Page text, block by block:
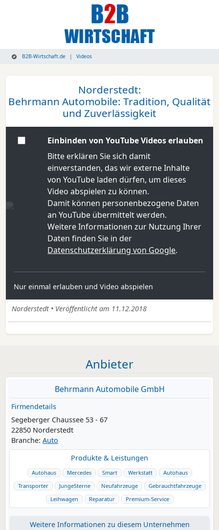
B2B-Wirtschaft.de Videos
Norderstedt:
Behrmann Automobile: Tradition, Qualität
und Zuverlässigkeit
Einbinden von YouTube Videos erlauben
Bitte erklären Sie sich damit
einverstanden, das wir externe Inhalte
von YouTube laden dürfen, um dieses
Video abspielen zu können.
Damit können personenbezogene Daten
an YouTube übermittelt werden.
Weitere Informationen zur Nutzung Ihrer
Daten finden Sie in der
Datenschutzerklärung von Google.
Nur einmal erlauben und Video abspielen
Norderstedt • Veröffentlicht am 11.12.2018
Anbieter
Behrmann Automobile GmbH
Firmendetails
Segeberger Chaussee 53 - 67
22850 Norderstedt
Branche: Auto
Produkte & Leistungen
Autohaus Mercedes Smart Werkstatt
Autohaus
Transporter
JungeSterne Neufahrzeuge
Gebrauchtfahrzeuge
Leihwagen
Reparatur Premium-Service
Weitere Informationen zu diesem Unternehmen